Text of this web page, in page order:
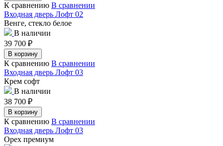
К сравнению В сравнении
Входная дверь Лофт 02
Венге, стекло белое
В наличии
39 700 ₽
В корзину
К сравнению В сравнении
Входная дверь Лофт 03
Крем софт
В наличии
38 700 ₽
В корзину
К сравнению В сравнении
Входная дверь Лофт 03
Орех премиум